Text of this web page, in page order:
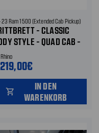
Ram 1500 (Extended Cab Pickup)
- CLASSIC
STYLE - QUAD CAB -
shopping_cart
IN DEN
WARENKORB